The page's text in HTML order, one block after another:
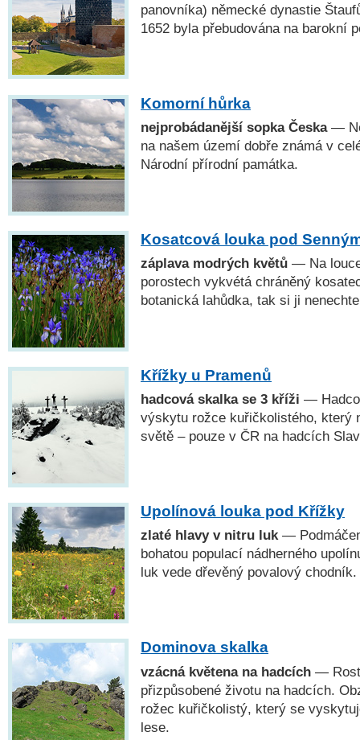
panovníka) německé dynastie
1652 byla přebudována na barokní
Komorní hůrka
nejprobádanější sopka Česka—
na našem území dobře známá v
Národní přírodní památka.
Kosatcová louka pod
záplava modrých květů — Na
porostech vykvétá chráněný
botanická lahůdka, tak si ji
Křížky u Pramenů
hadcová skalka se 3 kříži —
výskytu rožce kuřičkolistého, který
světě – pouze v ČR na hadcích
Upolínová louka pod Křížky
zlaté hlavy v nitru luk —
bohatou populací nádherného
luk vede dřevěný povalový chodník.
Dominova skalka
vzácná květena na hadcích —
přizpůsobené životu na hadcích.
rožec kuřičkolistý, který se
lese.